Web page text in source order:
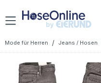
Zum Hauptinhalt springen
Mode für Herren / Jeans / Hosen
Bildergalerie überspringen